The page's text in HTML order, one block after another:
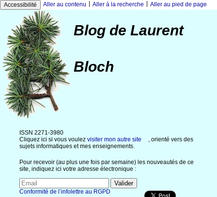
Accessibilité Aller au contenu Aller à la recherche Aller au pied de page
Blog de Laurent
Bloch
ISSN 2271-3980
Cliquez ici si vous voulez visiter mon autre site
, orienté vers des
sujets informatiques et mes enseignements.
Pour recevoir (au plus une fois par semaine) les nouveautés de ce
site, indiquez ici votre adresse électronique :
Conformité de l’infolettre au RGPD